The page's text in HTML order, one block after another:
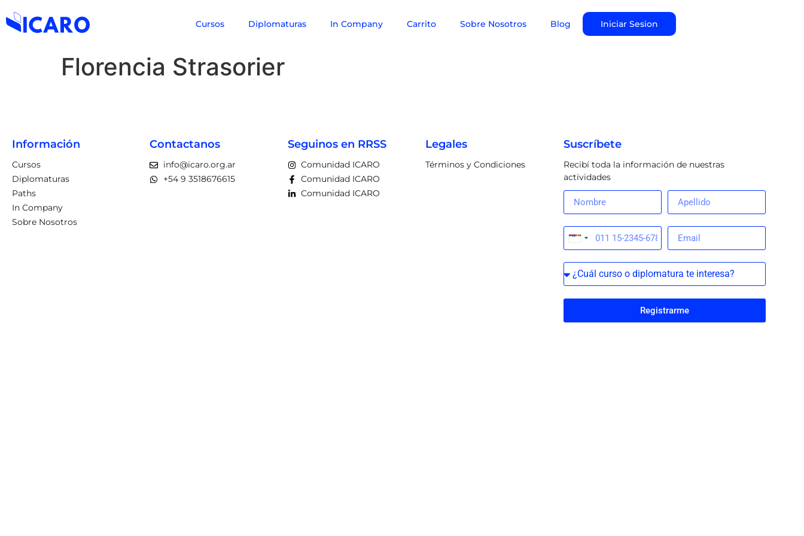
Cursos Diplomaturas In Company Carrito Sobre Nosotros Blog Iniciar Sesion
Florencia Strasorier
Información
Cursos
Diplomaturas
Paths
In Company
Sobre Nosotros
Contactanos
info@icaro.org.ar
+54 9 3518676615
Seguinos en RRSS
Comunidad ICARO
Comunidad ICARO
Comunidad ICARO
Legales
Términos y Condiciones
Suscríbete
Recibí toda la información de nuestras
actividades
Argentina
Registrarme